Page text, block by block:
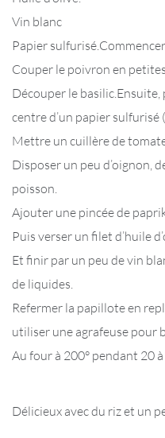
Vin blanc
Papier
Couper le poivron en
Découper le
centre d’un papier
Mettre un cuillère de
Disposer un peu d’oignon,
poisson.
Ajouter une pincée de
Puis verser un filet d’huile
Et finir par un peu de vin
de liquides.
Refermer la papillote en
utiliser une agrafeuse pour
Au four à 200° pendant 20
Délicieux avec du riz et un